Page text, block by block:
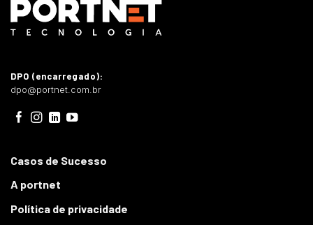
DPO (encarregado):
dpo@portnet.com.br
Casos de Sucesso
A portnet
Política de privacidade